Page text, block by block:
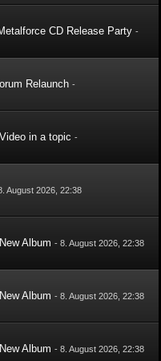
CD Release Party -
Relaunch -
in a topic -
August 2026, 22:38
Album -8. August 2026, 22:38
Album -8. August 2026, 22:38
Album -8. August 2026, 22:38